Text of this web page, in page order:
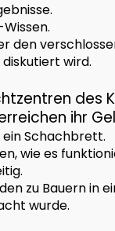
den
wird.
des
ihr
ein Schachbrett.
wie es
zu Bauern in
wurde.